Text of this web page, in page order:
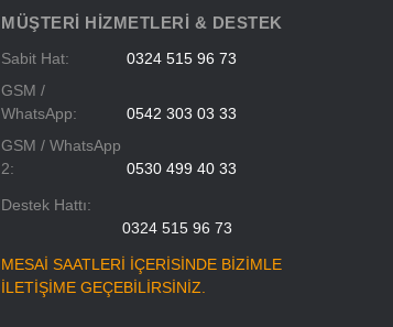
MÜŞTERI HIZMETLERI & DESTEK
Sabit Hat:
0324 515 96 73
GSM /
WhatsApp:
0542 303 03 33
GSM / WhatsApp
2:
0530 499 40 33
Destek Hattı:
0324 515 96 73
MESAİ SAATLERİ İÇERİSİNDE BİZİMLE
İLETİŞİME GEÇEBİLİRSİNİZ.